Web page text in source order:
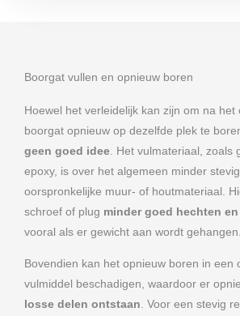
Boorgat vullen en opnieuw boren
Hoewel het verleidelijk kan zijn om na het
boorgat opnieuw op dezelfde plek te
geen goed idee. Het vulmateriaal, zoals
epoxy, is over het algemeen minder
oorspronkelijke muur- of houtmateriaal.
schroef of plug minder goed hechten
vooral als er gewicht aan wordt gehangen.
Bovendien kan het opnieuw boren in een
vulmiddel beschadigen, waardoor er
losse delen ontstaan. Voor een stevig